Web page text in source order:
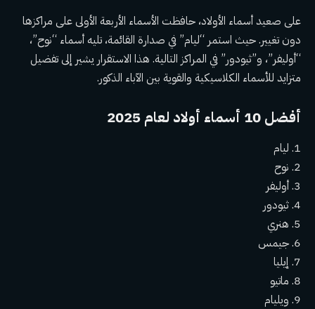
على صعيد أسماء الأولاد، حافظت الأسماء الأربعة الأولى على مراكزها
دون تغيير. حيث استمر “ليام” في صدارة القائمة، تليه أسماء “نوح”،
“أوليفر”، و”ثيودور” في المراكز التالية. هذا الاستقرار يشير إلى تفضيل
متزايد للأسماء الكلاسيكية والقوية بين الآباء الذكور.
أفضل 10 أسماء أولاد لعام 2025
1. ليام
2. نوح
3. أوليفر
4. ثيودور
5. هنري
6. جيمس
7. إيليا
8. ماتيو
9. ويليام